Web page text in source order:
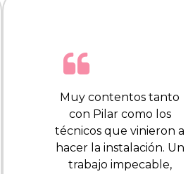
Muy contentos tanto
con Pilar como los
técnicos que vinieron a
hacer la instalación. Un
trabajo impecable,